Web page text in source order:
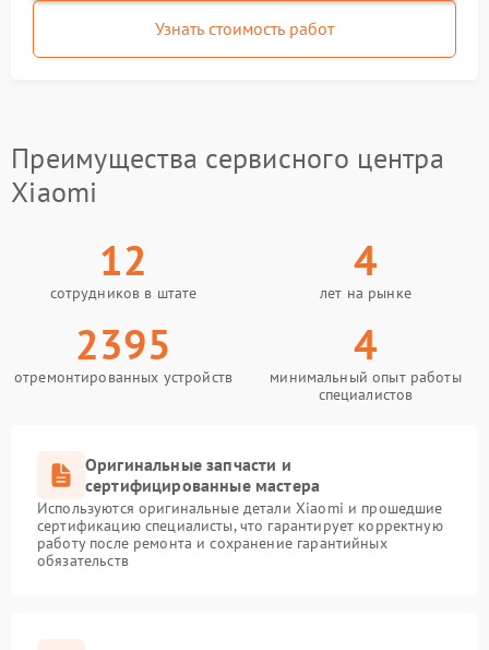
Узнать стоимость работ
Преимущества сервисного центра
Xiaomi
12
сотрудников в штате
4
лет на рынке
2395
отремонтированных устройств
4
минимальный опыт работы
специалистов
Оригинальные запчасти и
сертифицированные мастера
Используются оригинальные детали Xiaomi и прошедшие
сертификацию специалисты, что гарантирует корректную
работу после ремонта и сохранение гарантийных
обязательств